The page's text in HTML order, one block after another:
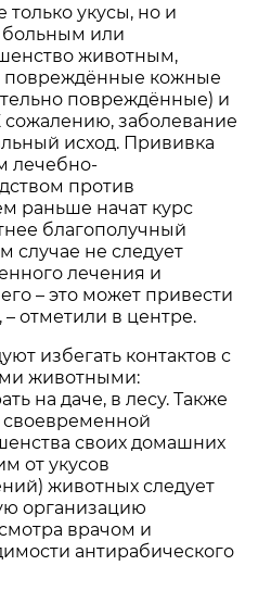
укусы, но и
или
животным,
повреждённые кожные
повреждённые) и
сожалению, заболевание
исход. Прививка
лечебно-
против
раньше начат курс
благополучный
случае не следует
лечения и
– это может привести
– отметили в центре.
избегать контактов с
животными:
на даче, в лесу. Также
своевременной
своих домашних
от укусов
животных следует
организацию
врачом и
антирабического